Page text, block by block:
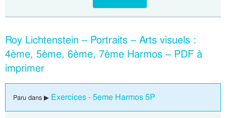
Roy Lichtenstein – Portraits – Arts visuels :
4ème, 5ème, 6ème, 7ème Harmos – PDF à
imprimer
Paru dans ▶ Exercices - 5eme Harmos 5P